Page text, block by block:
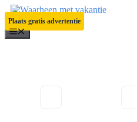
Ga
naar
de
inhoud
Plaats gratis advertentie
Menu